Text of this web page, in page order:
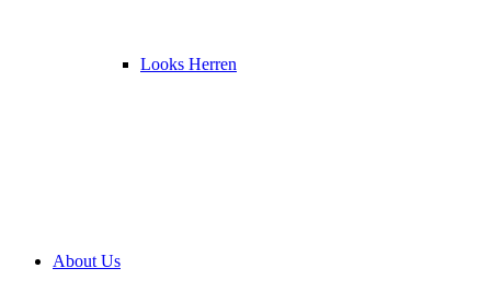
Looks Herren
About Us